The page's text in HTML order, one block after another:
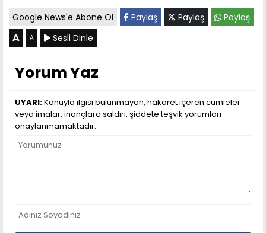
Google News'e Abone Ol Paylaş Paylaş Paylaş
A A Sesli Dinle
Yorum Yaz
UYARI:Konuyla ilgisi bulunmayan, hakaret içeren cümleler
veya imalar, inançlara saldırı, şiddete teşvik yorumları
onaylanmamaktadır.